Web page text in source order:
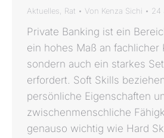
Aktuelles Rat Von Kenza Sichi 24
Private Banking ist ein
ein hohes Maß an fachlicher
sondern auch ein starkes
erfordert. Soft Skills
persönliche Eigenschaften
zwischenmenschliche
genauso wichtig wie Hard